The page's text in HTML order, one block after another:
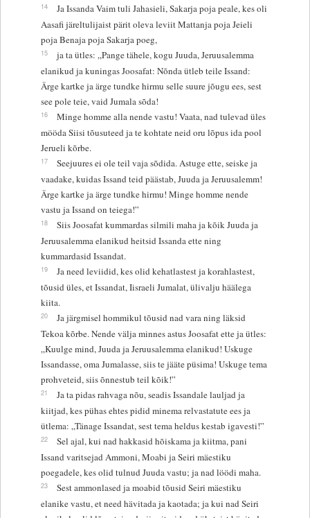
14
Ja Issanda Vaim tuli Jahasieli, Sakarja poja peale, kes oli
Aasafi järeltulijaist pärit oleva leviit Mattanja poja Jeieli
poja Benaja poja Sakarja poeg,
15
ja ta ütles: „Pange tähele, kogu Juuda, Jeruusalemma
elanikud ja kuningas Joosafat: Nõnda ütleb teile Issand:
Ärge kartke ja ärge tundke hirmu selle suure jõugu ees, sest
see pole teie, vaid Jumala sõda!
16
Minge homme alla nende vastu! Vaata, nad tulevad üles
mööda Siisi tõusuteed ja te kohtate neid oru lõpus ida pool
Jerueli kõrbe.
17
Seejuures ei ole teil vaja sõdida. Astuge ette, seiske ja
vaadake, kuidas Issand teid päästab, Juuda ja Jeruusalemm!
Ärge kartke ja ärge tundke hirmu! Minge homme nende
vastu ja Issand on teiega!”
18
Siis Joosafat kummardas silmili maha ja kõik Juuda ja
Jeruusalemma elanikud heitsid Issanda ette ning
kummardasid Issandat.
19
Ja need leviidid, kes olid kehatlastest ja korahlastest,
tõusid üles, et Issandat, Iisraeli Jumalat, ülivalju häälega
kiita.
20
Ja järgmisel hommikul tõusid nad vara ning läksid
Tekoa kõrbe. Nende välja minnes astus Joosafat ette ja ütles:
„Kuulge mind, Juuda ja Jeruusalemma elanikud! Uskuge
Issandasse, oma Jumalasse, siis te jääte püsima! Uskuge tema
prohveteid, siis õnnestub teil kõik!”
21
Ja ta pidas rahvaga nõu, seadis Issandale lauljad ja
kiitjad, kes pühas ehtes pidid minema relvastatute ees ja
ütlema: „Tänage Issandat, sest tema heldus kestab igavesti!”
22
Sel ajal, kui nad hakkasid hõiskama ja kiitma, pani
Issand varitsejad Ammoni, Moabi ja Seiri mäestiku
poegadele, kes olid tulnud Juuda vastu; ja nad löödi maha.
23
Sest ammonlased ja moabid tõusid Seiri mäestiku
elanike vastu, et need hävitada ja kaotada; ja kui nad Seiri